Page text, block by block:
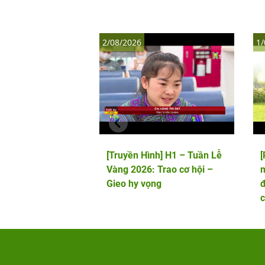
[Truyền Hình] H1 – Tuần Lễ
Vàng 2026: Trao cơ hội –
Gieo hy vọng
2/08/2026